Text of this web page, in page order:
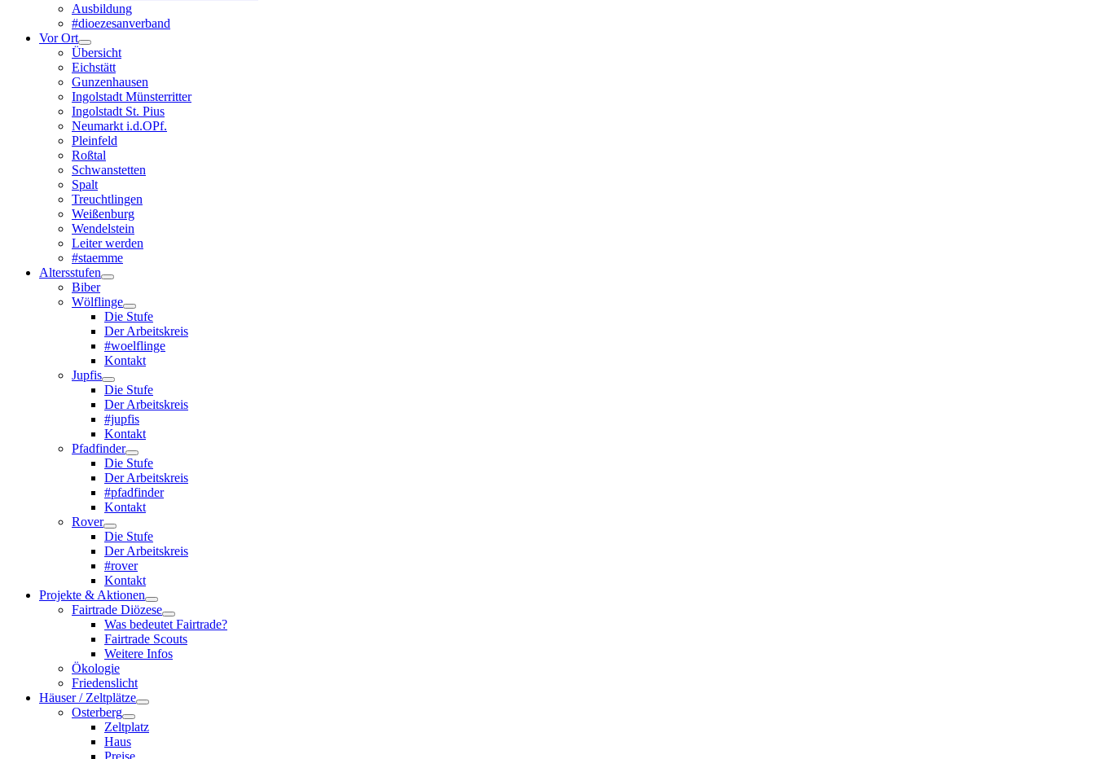
Ausbildung
#dioezesanverband
Vor Ort
Übersicht
Eichstätt
Gunzenhausen
Ingolstadt Münsterritter
Ingolstadt St. Pius
Neumarkt i.d.OPf.
Pleinfeld
Roßtal
Schwanstetten
Spalt
Treuchtlingen
Weißenburg
Wendelstein
Leiter werden
#staemme
Altersstufen
Biber
Wölflinge
Die Stufe
Der Arbeitskreis
#woelflinge
Kontakt
Jupfis
Die Stufe
Der Arbeitskreis
#jupfis
Kontakt
Pfadfinder
Die Stufe
Der Arbeitskreis
#pfadfinder
Kontakt
Rover
Die Stufe
Der Arbeitskreis
#rover
Kontakt
Projekte & Aktionen
Fairtrade Diözese
Was bedeutet Fairtrade?
Fairtrade Scouts
Weitere Infos
Ökologie
Friedenslicht
Häuser / Zeltplätze
Osterberg
Zeltplatz
Haus
Preise